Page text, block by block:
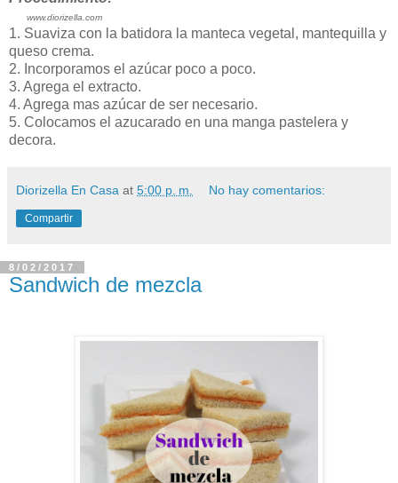
www.diorizella.com
1. Suaviza con la batidora la manteca vegetal, mantequilla y
queso crema.
2. Incorporamos el azúcar poco a poco.
3. Agrega el extracto.
4. Agrega mas azúcar de ser necesario.
5. Colocamos el azucarado en una manga pastelera y
decora.
Diorizella En Casa at 5:00 p. m. No hay comentarios:
Compartir
8/02/2017
Sandwich de mezcla